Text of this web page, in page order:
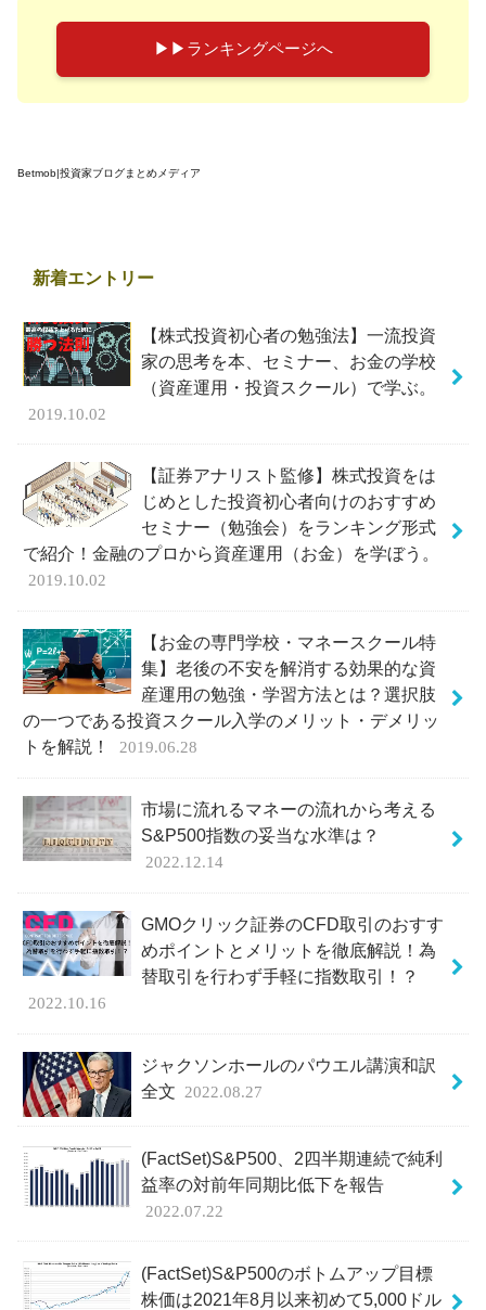
▶︎▶︎ランキングページへ
Betmob|投資家ブログまとめメディア
新着エントリー
【株式投資初心者の勉強法】一流投資
家の思考を本、セミナー、お金の学校
（資産運用・投資スクール）で学ぶ。
2019.10.02
【証券アナリスト監修】株式投資をは
じめとした投資初心者向けのおすすめ
セミナー（勉強会）をランキング形式
で紹介！金融のプロから資産運用（お金）を学ぼう。
2019.10.02
【お金の専門学校・マネースクール特
集】老後の不安を解消する効果的な資
産運用の勉強・学習方法とは？選択肢
の一つである投資スクール入学のメリット・デメリッ
トを解説！
2019.06.28
市場に流れるマネーの流れから考える
S&P500指数の妥当な水準は？
2022.12.14
GMOクリック証券のCFD取引のおすす
めポイントとメリットを徹底解説！為
替取引を行わず手軽に指数取引！？
2022.10.16
ジャクソンホールのパウエル講演和訳
全文 2022.08.27
(FactSet)S&P500、2四半期連続で純利
益率の対前年同期比低下を報告
2022.07.22
(FactSet)S&P500のボトムアップ目標
株価は2021年8月以来初めて5,000ドル